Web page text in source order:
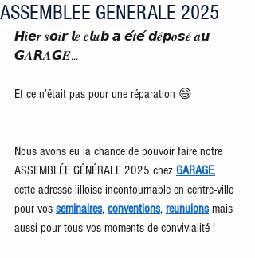
ASSEMBLEE GENERALE 2025
𝙃𝒊𝙚𝒓 𝒔𝙤𝒊𝙧 𝙡𝒆 𝒄𝙡𝒖𝙗 𝙖 𝙚́𝒕𝙚́ 𝙙𝒆́𝙥𝒐𝙨𝒆́ 𝒂𝙪
𝙂𝑨𝙍𝑨𝙂𝑬…
Et ce n’était pas pour une réparation 😄
Nous avons eu la chance de pouvoir faire notre
ASSEMBLÉE GÉNÉRALE 2025 chez GARAGE,
cette adresse lilloise incontournable en centre-ville
pour vos seminaires, conventions, reunuions mais
aussi pour tous vos moments de convivialité !